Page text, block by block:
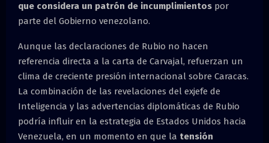
que considera un patrón de incumplimientos por
parte del Gobierno venezolano.
Aunque las declaraciones de Rubio no hacen
referencia directa a la carta de Carvajal, refuerzan un
clima de creciente presión internacional sobre Caracas.
La combinación de las revelaciones del exjefe de
Inteligencia y las advertencias diplomáticas de Rubio
podría influir en la estrategia de Estados Unidos hacia
Venezuela, en un momento en que la tensión